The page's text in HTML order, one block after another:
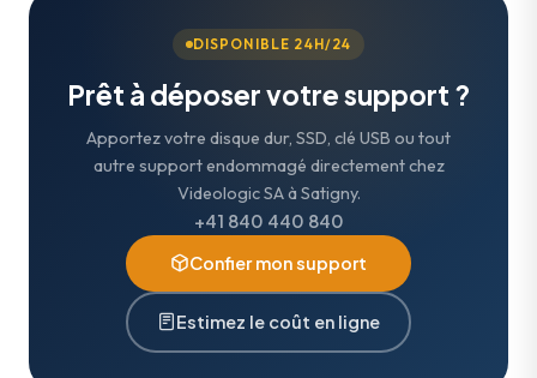
DISPONIBLE 24H/24
Prêt à déposer votre support ?
Apportez votre disque dur, SSD, clé USB ou tout
autre support endommagé directement chez
Videologic SA à Satigny.
+41 840 440 840
Confier mon support
Estimez le coût en ligne